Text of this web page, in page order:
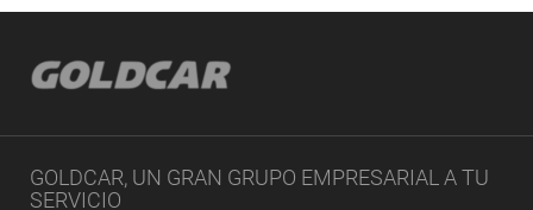
GOLDCAR, UN GRAN GRUPO EMPRESARIAL A TU
SERVICIO